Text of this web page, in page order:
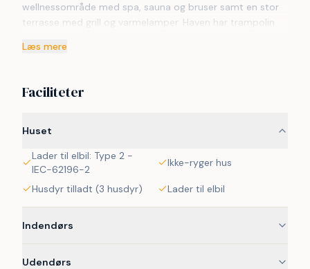
wellnessområde med spa, sauna og bruser samt en stor
terrasse med grill og varmelamper. Haven har trampolin
på 6 værelser og 4 pladser på hems, og med 3
Læs mere
Faciliteter
Huset
Lader til elbil: Type 2 -
IEC-62196-2
Ikke-ryger hus
Husdyr tilladt (3 husdyr) Lader til elbil
Indendørs
Udendørs